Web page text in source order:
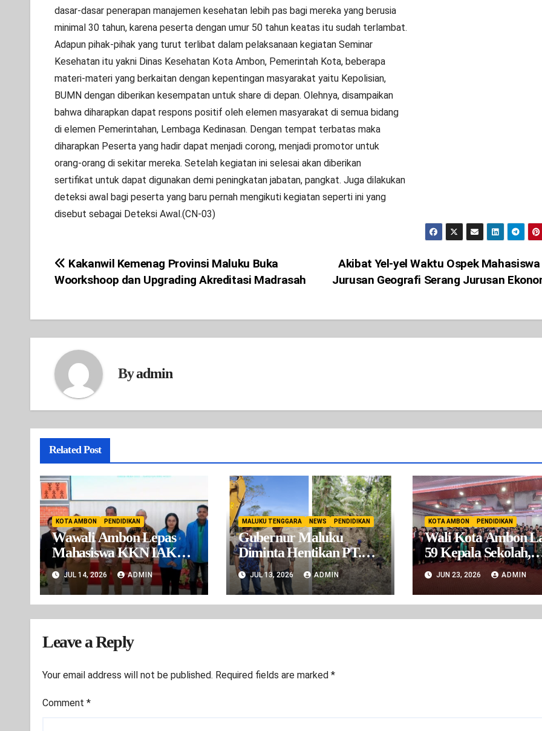
dasar-dasar penerapan manajemen kesehatan lebih pas bagi mereka yang berusia
minimal 30 tahun, karena peserta dengan umur 50 tahun keatas itu sudah terlambat.
Adapun pihak-pihak yang turut terlibat dalam pelaksanaan kegiatan Seminar
Kesehatan itu yakni Dinas Kesehatan Kota Ambon, Pemerintah Kota, beberapa
materi-materi yang berkaitan dengan kepentingan masyarakat yaitu Kepolisian,
BUMN dengan diberikan kesempatan untuk share di depan. Olehnya, disampaikan
bahwa diharapkan dapat respons positif oleh elemen masyarakat di semua bidang
di elemen Pemerintahan, Lembaga Kedinasan. Dengan tempat terbatas maka
diharapkan Peserta yang hadir dapat menjadi corong, menjadi promotor untuk
orang-orang di sekitar mereka. Setelah kegiatan ini selesai akan diberikan
sertifikat untuk dapat digunakan demi peningkatan jabatan, pangkat. Juga dilakukan
deteksi awal bagi peserta yang baru pernah mengikuti kegiatan seperti ini yang
disebut sebagai Deteksi Awal.(CN-03)
Post
navigation
Akibat Yel-yel Waktu Ospek Mahasiswa
Jurusan Geografi Serang Jurusan
Kakanwil Kemenag Provinsi Maluku Buka
Woorkshoop dan Upgrading Akreditasi Madrasah
Byadmin
Related Post
KOTA AMBON PENDIDIKAN
Wawali Ambon Lepas
Mahasiswa KKN IAKN,
Dorong Inovasi Digital
JUL 14, 2026 ADMIN
MALUKU TENGGARA NEWS PENDIDIKAN
Gubernur Maluku
Diminta Hentikan PT.
BBA Serobot Hak
Wilayat Warga. Belum
ada Ijin Operasional Tapi
JUL 13, 2026 ADMIN
KOTA AMBON PENDIDIKAN
Wali Kota Ambon
59 Kepala Sekolah,
Tegaskan Sistem
Bersih dan
JUN 23, 2026 ADMIN
Leave a Reply
Your email address will not be published. Required fields are marked *
Comment *